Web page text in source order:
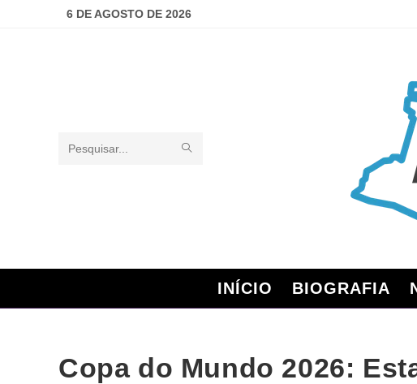
6 DE AGOSTO DE 2026
Pesquisar
INÍCIO BIOGRAFIA
Copa do Mundo 2026: